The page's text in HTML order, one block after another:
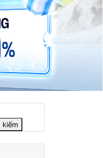
kiếm